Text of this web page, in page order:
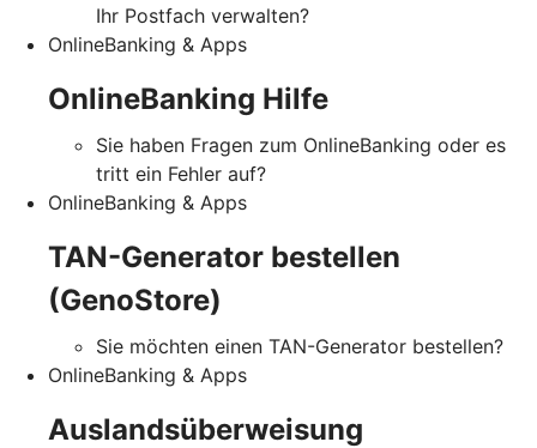
Ihr Postfach verwalten?
OnlineBanking & Apps
OnlineBanking Hilfe
Sie haben Fragen zum OnlineBanking oder es
tritt ein Fehler auf?
OnlineBanking & Apps
TAN-Generator bestellen
(GenoStore)
Sie möchten einen TAN-Generator bestellen?
OnlineBanking & Apps
Auslandsüberweisung